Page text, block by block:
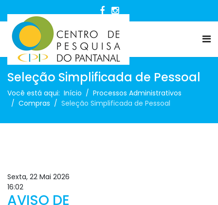
Seleção Simplificada de Pessoal
Você está aqui: Início
Processos Administrativos
Compras
Seleção Simplificada de Pessoal
Sexta, 22 Mai 2026
16:02
AVISO DE